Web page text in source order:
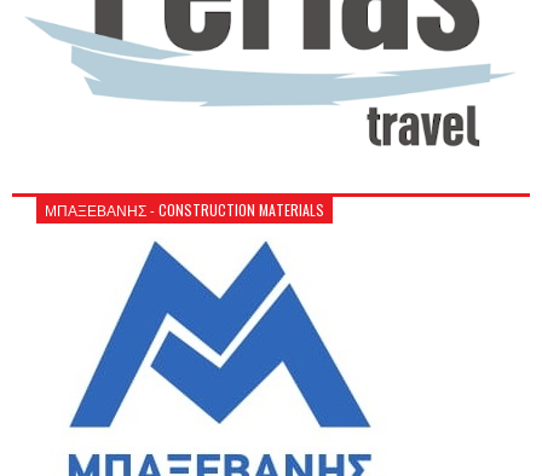
ΜΠΑΞΕΒΑΝΗΣ - CONSTRUCTION MATERIALS